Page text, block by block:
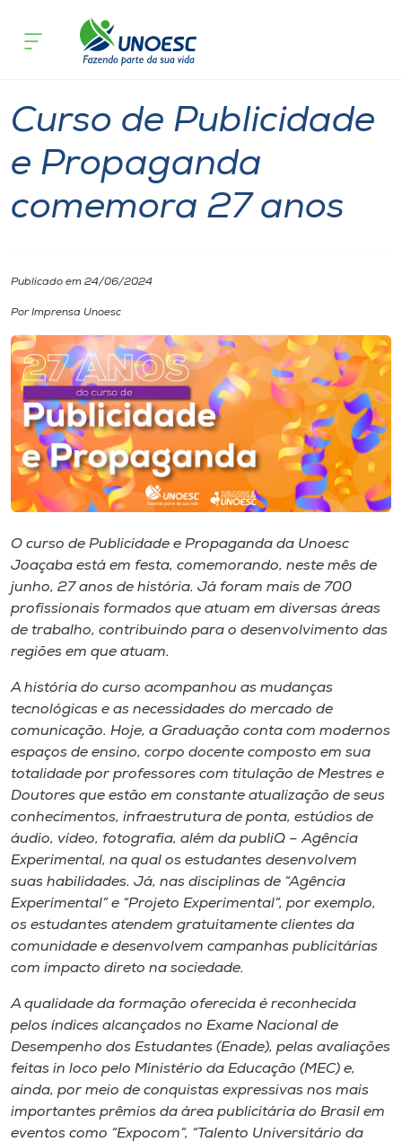
Cursos
Pesquisa
Atendimento ao Estudante
A
Unoesc
Internacionalização
I.nova
Diplomados
Cultura
CPA
Biblioteca
Editora
Rádio
Museu
Unoesc
Store
Selecione
A+
A-
Graduação
Curso de Publicidade
e Propaganda
comemora 27 anos
Publicado em 24/06/2024
Por Imprensa Unoesc
O curso de Publicidade e Propaganda da Unoesc
Joaçaba está em festa, comemorando, neste mês de
junho, 27 anos de história. Já foram mais de 700
profissionais formados que atuam em diversas áreas
de trabalho, contribuindo para o desenvolvimento das
regiões em que atuam.
A história do curso acompanhou as mudanças
tecnológicas e as necessidades do mercado de
comunicação. Hoje, a Graduação conta com modernos
espaços de ensino, corpo docente composto em sua
totalidade por professores com titulação de Mestres e
Doutores que estão em constante atualização de seus
conhecimentos, infraestrutura de ponta, estúdios de
áudio, vídeo, fotografia, além da publiQ – Agência
Experimental, na qual os estudantes desenvolvem
suas habilidades. Já, nas disciplinas de “Agência
Experimental” e “Projeto Experimental”, por exemplo,
os estudantes atendem gratuitamente clientes da
comunidade e desenvolvem campanhas publicitárias
com impacto direto na sociedade.
A qualidade da formação oferecida é reconhecida
pelos índices alcançados no Exame Nacional de
Desempenho dos Estudantes (Enade), pelas avaliações
feitas in loco pelo Ministério da Educação (MEC) e,
ainda, por meio de conquistas expressivas nos mais
importantes prêmios da área publicitária do Brasil em
eventos como “Expocom”, “Talento Universitário da